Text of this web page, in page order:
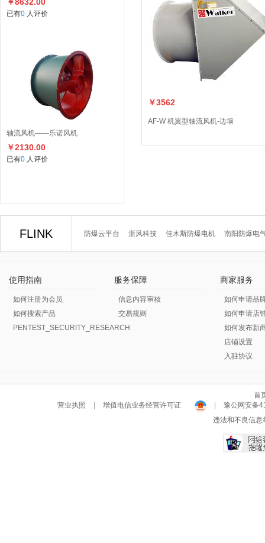
已有0 人评价
轴流风机——乐诺风机
￥2130.00
已有0 人评价
￥3562
AF-W 机翼型轴流风机-边墙
FLINK 防爆云平台 浙风科技 佳木斯防爆电机 南阳防爆电
使用指南
如何注册为会员
如何搜索产品
PENTEST_SECURITY_RESEARCH
服务保障
信息内容审核
交易规则
商家服务
如何申请品
如何申请店
如何发布新
店铺设置
入驻协议
首
营业执照
增值电信业务经营许可证
豫公网安备
违法和不良信